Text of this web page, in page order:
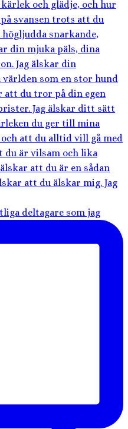
deltagare som jag